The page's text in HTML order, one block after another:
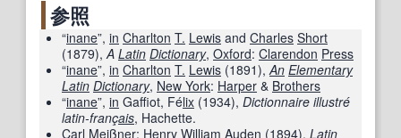
参照
“inane”, in Charlton T. Lewis and Charles Short
(1879),A Latin Dictionary, Oxford: Clarendon Press
“inane”, in Charlton T. Lewis (1891),An Elementary
Latin Dictionary, New York: Harper & Brothers
“inane”, in Gaffiot, Félix (1934), Dictionnaire illustré
latin-français, Hachette.
Carl Meißner; Henry William Auden (1894), Latin